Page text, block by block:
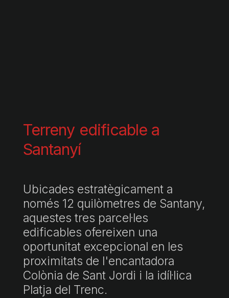
Terreny edificable a
Santanyí
Ubicades estratègicament a
només 12 quilòmetres de Santany,
aquestes tres parcel·les
edificables ofereixen una
oportunitat excepcional en les
proximitats de l'encantadora
Colònia de Sant Jordi i la idíl·lica
Platja del Trenc.